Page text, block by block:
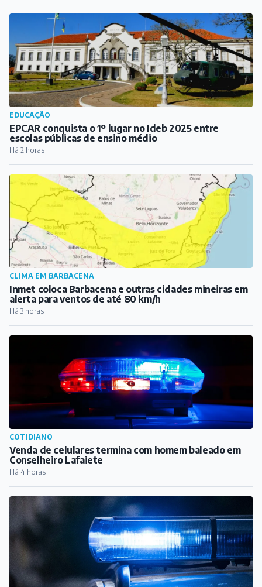
EDUCAÇÃO
EPCAR conquista o 1º lugar no Ideb 2025 entre
escolas públicas de ensino médio
Há 2 horas
CLIMA EM BARBACENA
Inmet coloca Barbacena e outras cidades mineiras em
alerta para ventos de até 80 km/h
Há 3 horas
COTIDIANO
Venda de celulares termina com homem baleado em
Conselheiro Lafaiete
Há 4 horas